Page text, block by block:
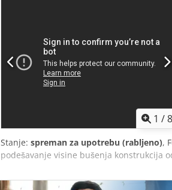
1 /8
Stanje: spreman za upotrebu (rabljeno),
podešavanje visine bušenja konstrukcija